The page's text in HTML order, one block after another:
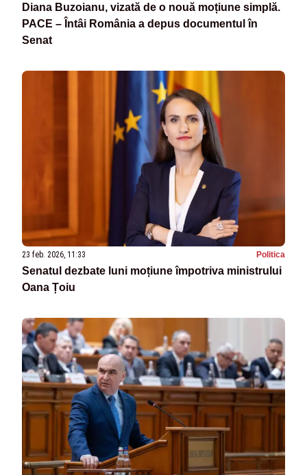
Diana Buzoianu, vizată de o nouă moțiune simplă.
PACE – Întâi România a depus documentul în
Senat
23 feb. 2026, 11:33 Politica
Senatul dezbate luni moțiune împotriva ministrului
Oana Țoiu